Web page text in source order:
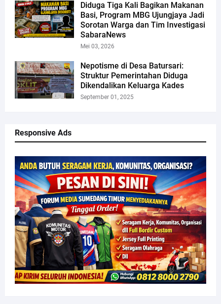
Diduga Tiga Kali Bagikan Makanan
Basi, Program MBG Ujungjaya Jadi
Sorotan Warga dan Tim Investigasi
SabaraNews
Mei 03, 2026
Nepotisme di Desa Batursari:
Struktur Pemerintahan Diduga
Dikendalikan Keluarga Kades
September 01, 2025
Responsive Ads